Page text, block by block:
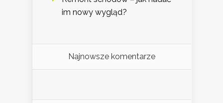
im nowy wygląd?
Najnowsze komentarze